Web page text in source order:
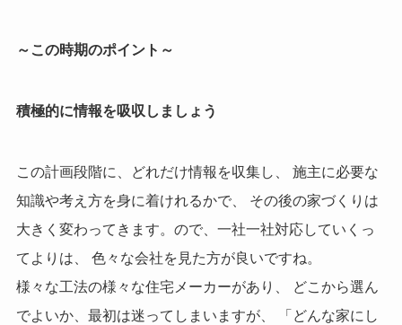
～この時期のポイント～
積極的に情報を吸収しましょう
この計画段階に、どれだけ情報を収集し、 施主に必要な
知識や考え方を身に着けれるかで、 その後の家づくりは
大きく変わってきます。ので、一社一社対応していくっ
てよりは、 色々な会社を見た方が良いですね。
様々な工法の様々な住宅メーカーがあり、 どこから選ん
でよいか、最初は迷ってしまいますが、 「どんな家にし